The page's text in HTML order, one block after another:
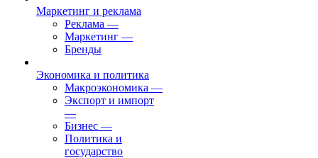
Маркетинг и реклама
Реклама —
Маркетинг —
Бренды
Экономика и политика
Макроэкономика —
Экспорт и импорт
—
Бизнес —
Политика и
государство